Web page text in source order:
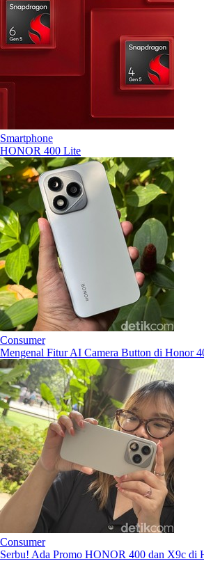
Smartphone
HONOR 400 Lite
Consumer
Mengenal Fitur AI Camera Button di Honor
Consumer
Serbu! Ada Promo HONOR 400 dan X9c di